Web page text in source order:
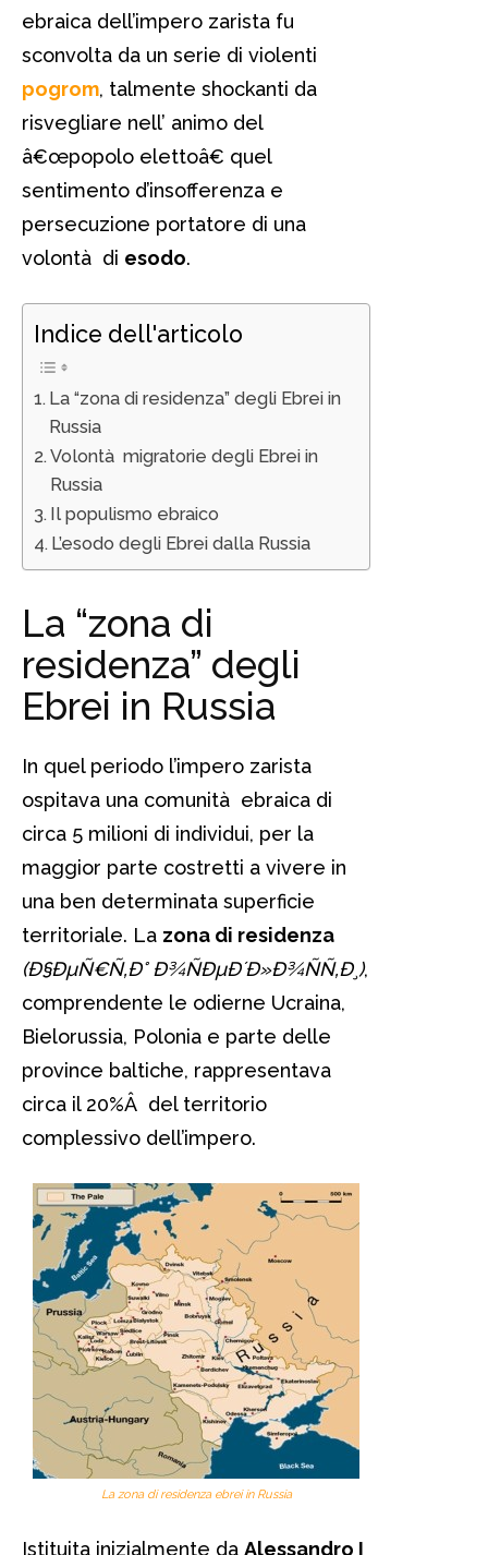
ebraica dell’impero zarista fu
sconvolta da un serie di violenti
pogrom, talmente shockanti da
risvegliare nell’ animo del
â€œpopolo elettoâ€ quel
sentimento d’insofferenza e
persecuzione portatore di una
volontà di esodo.
Indice dell'articolo
La “zona di residenza” degli Ebrei in
Russia
Volontà migratorie degli Ebrei in
Russia
Il populismo ebraico
L’esodo degli Ebrei dalla Russia
La “zona di
residenza” degli
Ebrei in Russia
In quel periodo l’impero zarista
ospitava una comunità ebraica di
circa 5 milioni di individui, per la
maggior parte costretti a vivere in
una ben determinata superficie
territoriale. La zona di residenza
(Ð§ÐµÑ€Ñ‚Ð° Ð¾ÑÐµÐ´Ð»Ð¾ÑÑ‚Ð¸ ),
comprendente le odierne Ucraina,
Bielorussia, Polonia e parte delle
province baltiche, rappresentava
circa il 20%Â del territorio
complessivo dell’impero.
La zona di residenza ebrei in Russia
Istituita inizialmente da Alessandro I